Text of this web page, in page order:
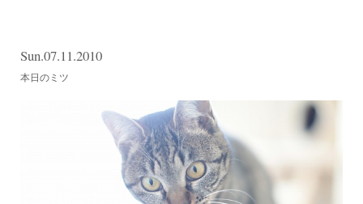
Sun.07.11.2010
本日のミツ